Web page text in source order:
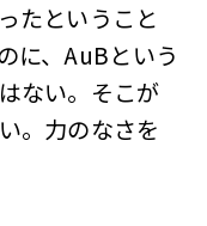
たということ
に、AuBという
ない。そこが
。力のなさを